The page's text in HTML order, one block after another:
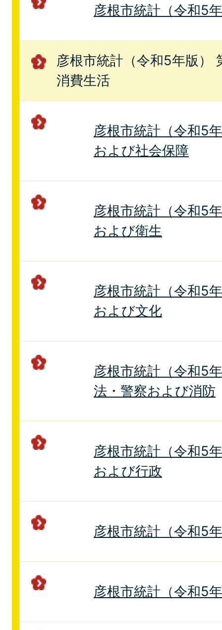
彦根市統計（令和5
彦根市統計（令和5年版）
消費生活
彦根市統計（令和5
および社会保障
彦根市統計（令和5
および衛生
彦根市統計（令和5
および文化
彦根市統計（令和5
法・警察および消防
彦根市統計（令和5
および行政
彦根市統計（令和5
彦根市統計（令和5